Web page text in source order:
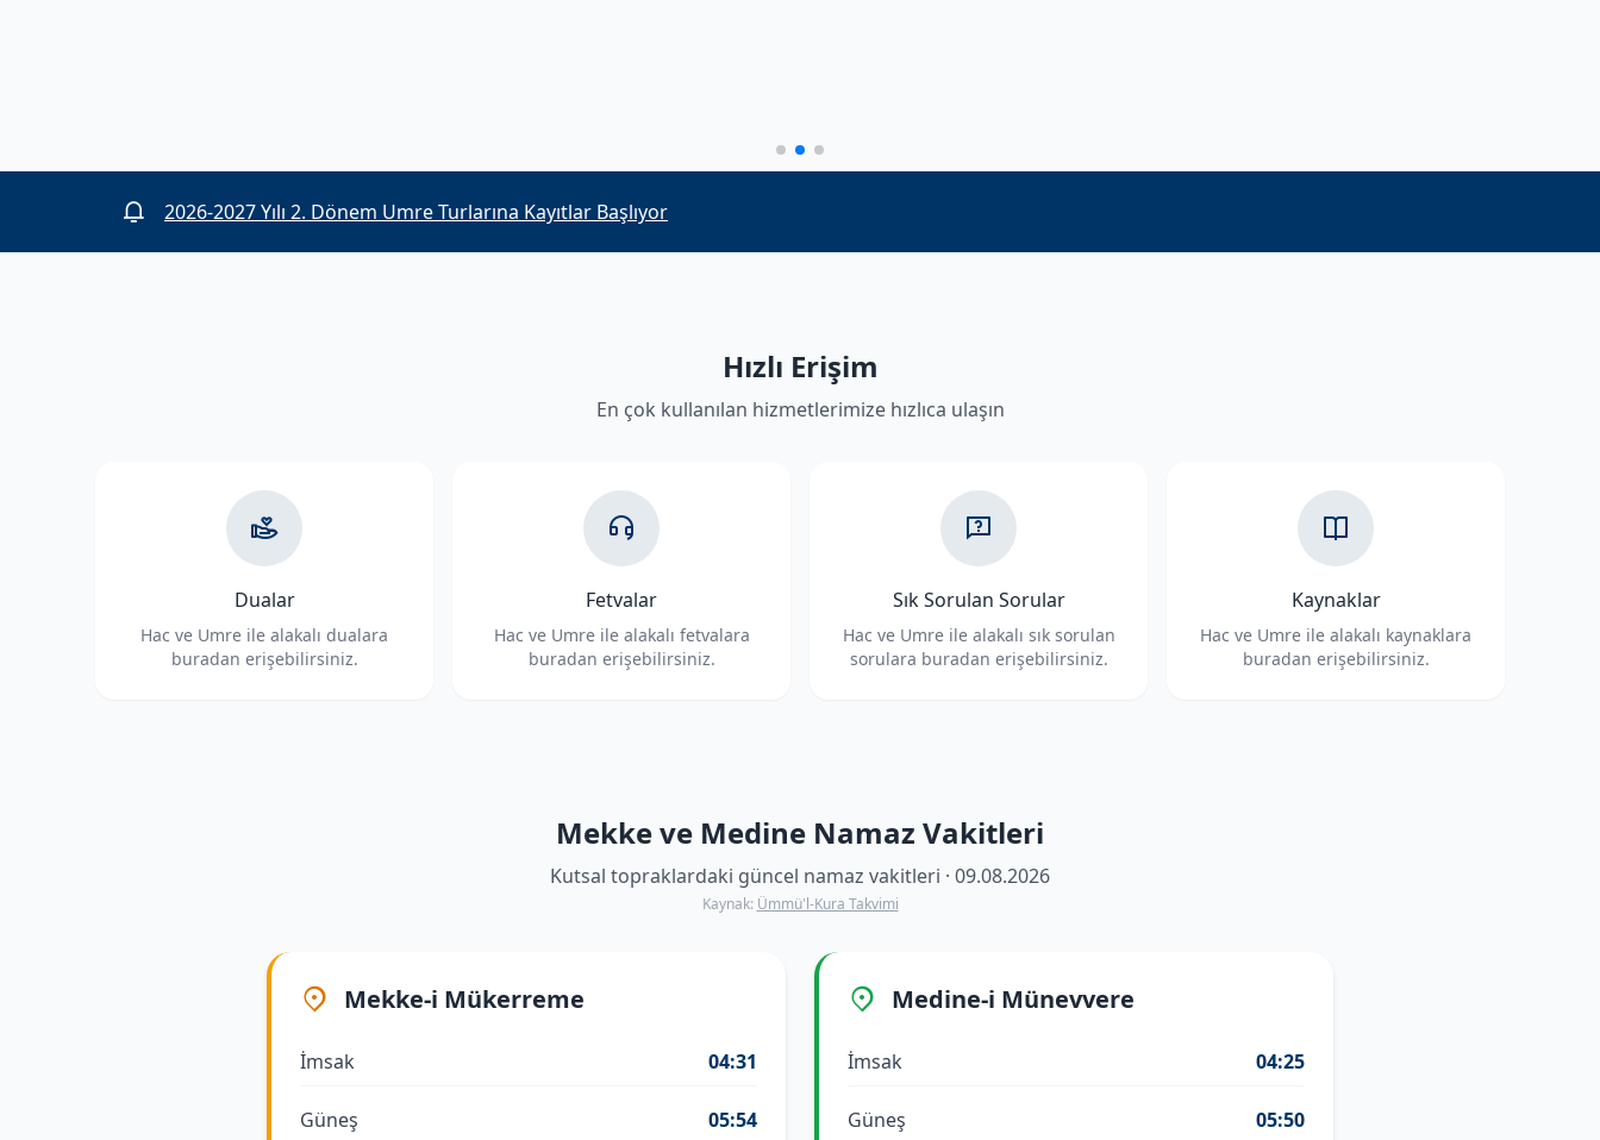
2025-2026 umre organizasyonunda görev alacak personelin mülakat sonuçları açıklandı
Hızlı Erişim
En çok kullanılan hizmetlerimize hızlıca ulaşın
Dualar
Hac ve Umre ile alakalı dualara
buradan erişebilirsiniz.
Fetvalar
Hac ve Umre ile alakalı fetvalara
buradan erişebilirsiniz.
Sık Sorulan Sorular
Hac ve Umre ile alakalı sık sorulan
sorulara buradan erişebilirsiniz.
Kaynaklar
Hac ve Umre ile alakalı kaynaklara
buradan erişebilirsiniz.
Mekke ve Medine Namaz Vakitleri
Kutsal topraklardaki güncel namaz vakitleri · 09.08.2026
Kaynak: Ümmü'l-Kura Takvimi
Mekke-i Mükerreme
İmsak 04:31
Güneş 05:54
Medine-i Münevvere
İmsak 04:25
Güneş 05:50